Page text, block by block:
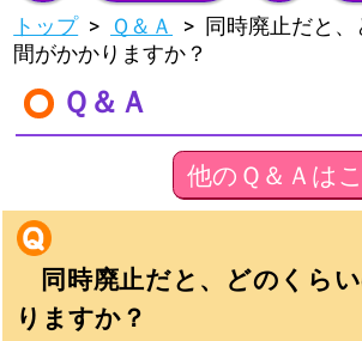
トップ Ｑ＆Ａ
同時廃止だと
間がかかりますか？
Ｑ＆Ａ
他のＱ＆Ａは
同時廃止だと、どのくら
りますか？